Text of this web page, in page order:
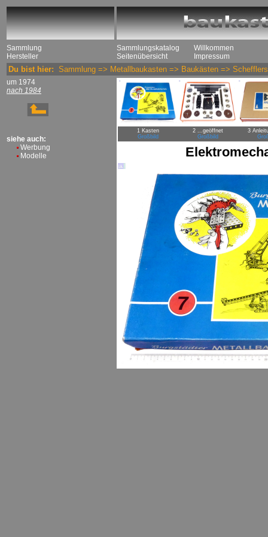
Sammlung
Hersteller
Sammlungskatalog
Seitenübersicht
Willkommen
Impressum
Du bist hier: Sammlung => Metallbaukasten => Baukästen => Schefflers
um 1974
nach 1984
siehe auch:
Werbung
Modelle
1 Kasten
Großbild
2 ...geöffnet
Großbild
3